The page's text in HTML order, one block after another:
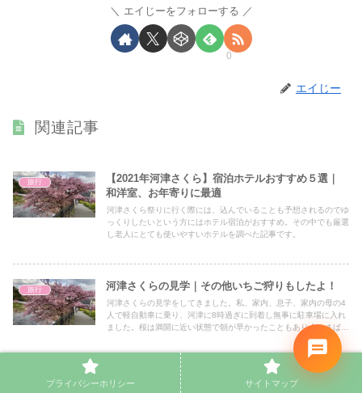
エイじーをフォローする
0
エイじー
関連記事
旅行
【2021年河津さくら】宿泊ホテルおすすめ５選｜
和洋室、お年寄りに最適
河津さくら祭りに行く際には、込んでいることも予想されるのでゆ
っくりしたいという方にはホテル宿泊がおすすめ。その中でも厳選
し老人にとても使いやすいホテルを調べた記事です。
旅行 河津さくらの見学｜その他いちご狩りもしたよ！
河津さくらの見学をしてきました。私、家内、息子、家内の母の4
人で軽自動車に乗り、河津に8時過ぎに到着し無事に駐車場に入れ
ました。桜は満開に近い状態で朝が早かったこともあり人もまばら
で、桜を写真に撮ったりして楽しみました。その後、桜を後にし
て、いちごランド中西でいちご狩りを楽しみました。新鮮ないちご
を十分に食べ満足満足。
【2021年河津さくら】食事処おすすめ５選｜和
プライバシーホリシー サイトマップ